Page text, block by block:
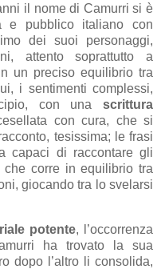
il nome di Camurri si è
e pubblico italiano con
dei suoi personaggi,
attento soprattutto a
un preciso equilibrio tra
i sentimenti complessi,
con una scrittura
con cura, che si
tesissima; le frasi
capaci di raccontare gli
corre in equilibrio tra
giocando tra lo svelarsi
potente, l’occorrenza
ha trovato la sua
dopo l’altro li consolida,